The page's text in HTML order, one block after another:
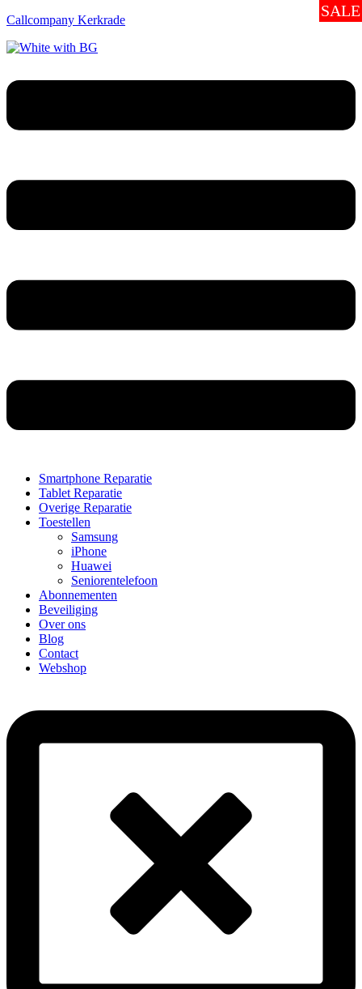
Callcompany Kerkrade
Smartphone Reparatie
Tablet Reparatie
Overige Reparatie
Toestellen
Samsung
iPhone
Huawei
Seniorentelefoon
Abonnementen
Beveiliging
Over ons
Blog
Contact
Webshop
SALE